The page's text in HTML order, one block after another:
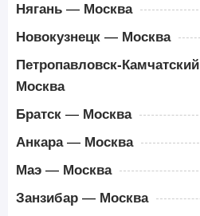
Нягань — Москва
Новокузнецк — Москва
Петропавловск-Камчатский
Москва
Братск — Москва
Анкара— Москва
Маэ — Москва
Занзибар — Москва